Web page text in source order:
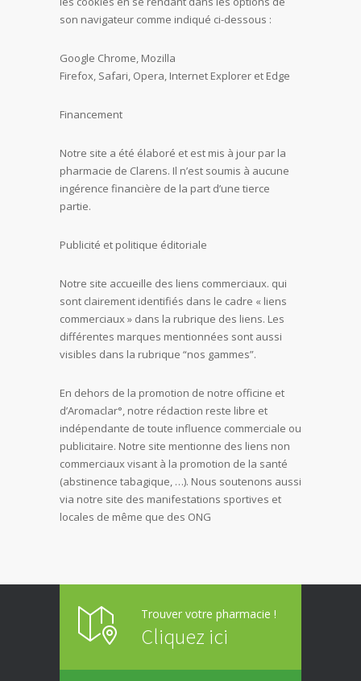
son navigateur comme indiqué ci-dessous :
Google Chrome, Mozilla
Firefox, Safari, Opera, Internet Explorer et Edge
Financement
Notre site a été élaboré et est mis à jour par la
pharmacie de Clarens. Il n’est soumis à aucune
ingérence financière de la part d’une tierce
partie.
Publicité et politique éditoriale
Notre site accueille des liens commerciaux. qui
sont clairement identifiés dans le cadre « liens
commerciaux » dans la rubrique des liens. Les
différentes marques mentionnées sont aussi
visibles dans la rubrique “nos gammes”.
En dehors de la promotion de notre officine et
d’Aromaclar°, notre rédaction reste libre et
indépendante de toute influence commerciale ou
publicitaire. Notre site mentionne des liens non
commerciaux visant à la promotion de la santé
(abstinence tabagique, …). Nous soutenons aussi
via notre site des manifestations sportives et
locales de même que des ONG
Trouver votre pharmacie !
Cliquez ici